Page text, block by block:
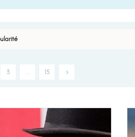
3 … 15